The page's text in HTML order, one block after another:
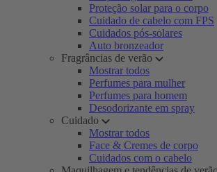
Proteção solar para o corpo
Cuidado de cabelo com FPS
Cuidados pós-solares
Auto bronzeador
Fragrâncias de verão
Mostrar todos
Perfumes para mulher
Perfumes para homem
Desodorizante em spray
Cuidado
Mostrar todos
Face & Cremes de corpo
Cuidados com o cabelo